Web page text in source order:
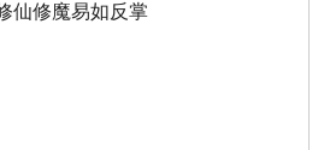
仙修魔易如反掌